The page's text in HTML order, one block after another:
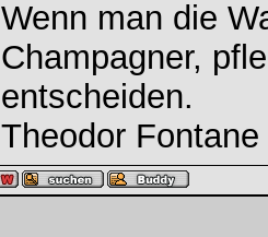
Wenn man die
Champagner,
entscheiden.
Theodor Fontane